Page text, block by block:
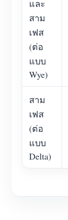
และ
สาม
เฟส
(ต่อ
แบบ
Wye)
สาม
เฟส
(ต่อ
แบบ
Delta)